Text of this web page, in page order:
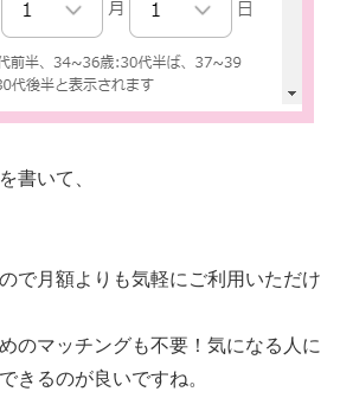
書いて、
で月額よりも気軽にご利用いただけ
のマッチングも不要！気になる人に
きるのが良いですね。